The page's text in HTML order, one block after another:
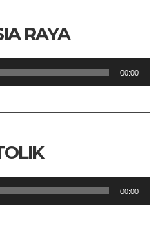
RAYA
00:00
00:00